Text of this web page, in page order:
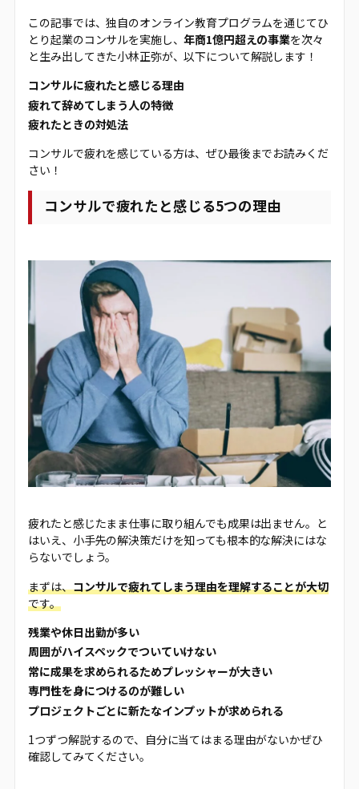
この記事では、独自のオンライン教育プログラムを通じてひ
とり起業のコンサルを実施し、年商1億円超えの事業を次々
と生み出してきた小林正弥が、以下について解説します！
コンサルに疲れたと感じる理由
疲れて辞めてしまう人の特徴
疲れたときの対処法
コンサルで疲れを感じている方は、ぜひ最後までお読みくだ
さい！
コンサルで疲れたと感じる5つの理由
疲れたと感じたまま仕事に取り組んでも成果は出ません。と
はいえ、小手先の解決策だけを知っても根本的な解決にはな
らないでしょう。
まずは、コンサルで疲れてしまう理由を理解することが大切
です。
残業や休日出勤が多い
周囲がハイスペックでついていけない
常に成果を求められるためプレッシャーが大きい
専門性を身につけるのが難しい
プロジェクトごとに新たなインプットが求められる
1つずつ解説するので、自分に当てはまる理由がないかぜひ
確認してみてください。